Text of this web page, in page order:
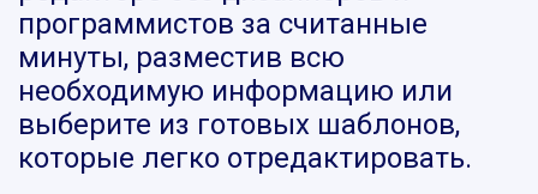
программистов за считанные
минуты, разместив всю
необходимую информацию или
выберите из готовых шаблонов,
которые легко отредактировать.